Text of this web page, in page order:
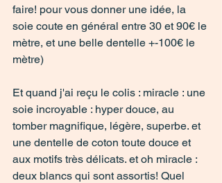
faire! pour vous donner une idée, la
soie coute en général entre 30 et 90€ le
mètre, et une belle dentelle +-100€ le
mètre)
Et quand j'ai reçu le colis : miracle : une
soie incroyable : hyper douce, au
tomber magnifique, légère, superbe. et
une dentelle de coton toute douce et
aux motifs très délicats. et oh miracle :
deux blancs qui sont assortis! Quel